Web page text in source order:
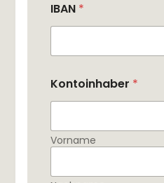
IBAN *
Kontoinhaber *
Vorname